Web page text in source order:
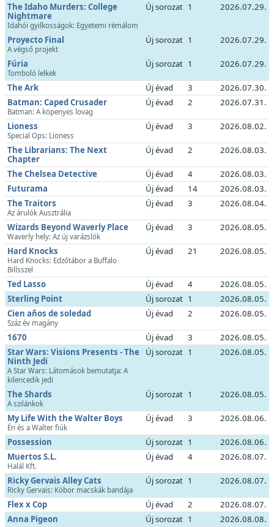
The Idaho Murders: College
Nightmare
Idahói gyilkosságok: Egyetemi rémálom
Új sorozat 1 2026.07.29.
Proyecto Final
A végső projekt
Új sorozat 1 2026.07.29.
Fúria
Tomboló lelkek
Új sorozat 1 2026.07.29.
The Ark Új évad 3
2026.07.30.
Batman: Caped Crusader
Batman: A köpenyes lovag
Új évad 2 2026.07.31.
Lioness
Special Ops: Lioness
Új évad 3 2026.08.02.
The Librarians: The Next
Chapter
Új évad 2 2026.08.03.
The Chelsea Detective Új évad 4
2026.08.03.
Futurama
Új évad 14
2026.08.03.
The Traitors
Az árulók Ausztrália
Új évad 3 2026.08.04.
Wizards Beyond Waverly Place
Waverly hely: Az új varázslók
Új évad 3 2026.08.05.
Hard Knocks
Hard Knocks: Edzőtábor a Buffalo
Billsszel
Új évad 21 2026.08.05.
Ted Lasso Új évad 4
2026.08.05.
Sterling Point
Új sorozat 1
2026.08.05.
Cien años de soledad
Száz év magány
Új évad 2 2026.08.05.
1670 Új évad 3
2026.08.05.
Star Wars: Visions Presents - The
Ninth Jedi
A Star Wars: Látomások bemutatja: A
kilencedik jedi
Új sorozat 1 2026.08.05.
The Shards
A szilánkok
Új sorozat 1 2026.08.05.
My Life With the Walter Boys
Én és a Walter fiúk
Új évad 3 2026.08.06.
Possession Új sorozat 1
2026.08.06.
Muertos S.L.
Halál Kft.
Új évad 4 2026.08.07.
Ricky Gervais Alley Cats
Ricky Gervais: Kóbor macskák bandája
Új sorozat 1 2026.08.07.
Flex x Cop Új évad 2
2026.08.07.
Anna Pigeon
Új sorozat 1
2026.08.08.